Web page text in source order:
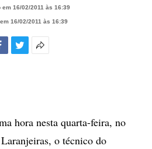
em 16/02/2011 às 16:39
16/02/2011 às 16:39
hora nesta quarta-feira, no
o técnico do